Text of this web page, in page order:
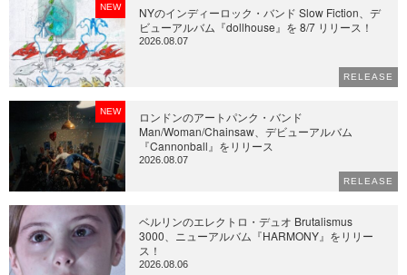
NEW
NYのインディーロック・バンド Slow Fiction、デ
ビューアルバム『dollhouse』を 8/7 リリース！
2026.08.07
RELEASE
NEW
ロンドンのアートパンク・バンド
Man/Woman/Chainsaw、デビューアルバム
『Cannonball』をリリース
2026.08.07
RELEASE
ベルリンのエレクトロ・デュオ Brutalismus
3000、ニューアルバム『HARMONY』をリリー
ス！
2026.08.06